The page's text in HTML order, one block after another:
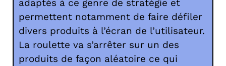
adaptés à ce genre de stratégie et
permettent notamment de faire défiler
divers produits à l’écran de l’utilisateur.
La roulette va s’arrêter sur un des
produits de façon aléatoire ce qui